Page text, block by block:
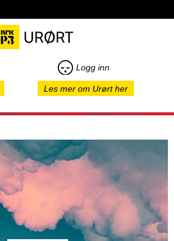
Logg inn
Les mer om Urørt her